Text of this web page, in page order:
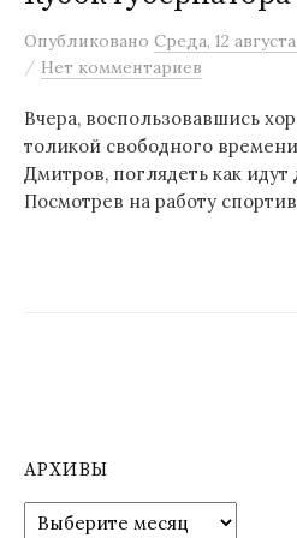
м
у
Опубликовано Среда, 12
/ Нет комментариев
Вчера, воспользовавшись
толикой свободного
Дмитров, поглядеть как
Посмотрев на работу
АРХИВЫ